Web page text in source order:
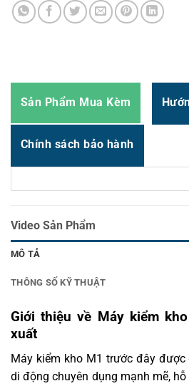
Thời gian:Từ 8h-17h30 Thứ 2 đến
Sản Phẩm Mua Kèm
Chính sách bảo hành
Video Sản Phẩm
MÔ TẢ
THÔNG SỐ KỸ THUẬT
Giới thiệu về Máy kiểm
xuất
Máy kiểm kho M1 trước đây
di động chuyên dụng mạnh mẽ,